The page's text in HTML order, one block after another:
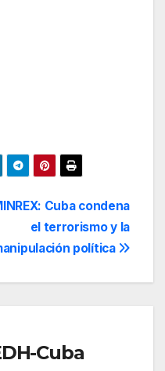
Cuba condena
el terrorismo y la
política
Cuba